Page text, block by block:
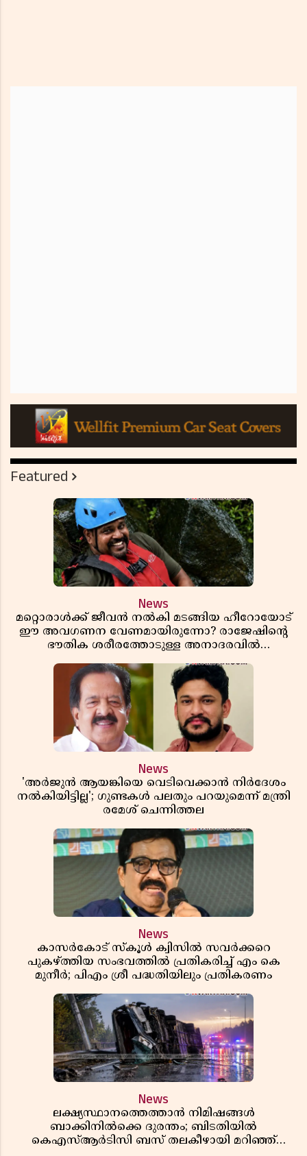
Featured
News
മറ്റൊരാൾക്ക് ജീവൻ നൽകി മടങ്ങിയ ഹീറോയോട്
ഈ അവഗണന വേണമായിരുന്നോ? രാജേഷിൻ്റെ
ഭൗതിക ശരീരത്തോടുള്ള അനാദരവിൽ
News
'അർജുൻ ആയങ്കിയെ വെടിവെക്കാൻ നിർദേശം
നൽകിയിട്ടില്ല'; ഗുണ്ടകൾ പലതും പറയുമെന്ന് മന്ത്രി
രമേശ് ചെന്നിത്തല
News
കാസർകോട് സ്കൂൾ ക്വിസിൽ സവർക്കറെ
പുകഴ്ത്തിയ സംഭവത്തിൽ പ്രതികരിച്ച് എം കെ
മുനീർ; പിഎം ശ്രീ പദ്ധതിയിലും പ്രതികരണം
News
ലക്ഷ്യസ്ഥാനത്തെത്താൻ നിമിഷങ്ങൾ
ബാക്കിനിൽക്കെ ദുരന്തം; ബിടതിയിൽ
കെഎസ്ആർടിസി ബസ് തലകീഴായി മറിഞ്ഞ്